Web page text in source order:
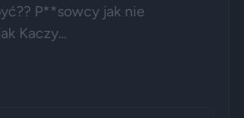
P**sowcy jak nie
Kaczy...